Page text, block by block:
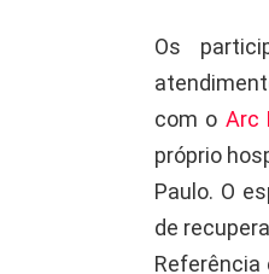
Os
com o Arc
próprio
Paulo. O
de